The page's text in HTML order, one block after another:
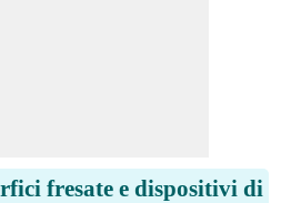
fresate e dispositivi di